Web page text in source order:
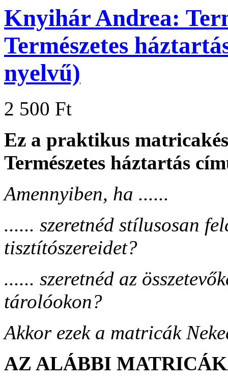
Knyihár Andrea:
Természetes
nyelvű)
2 500 Ft
Ez a praktikus
Természetes háztartás
Amennyiben, ha ......
...... szeretnéd stílusosan
tisztítószereidet?
...... szeretnéd az
tárolóokon?
Akkor ezek a matricák
AZ ALÁBBI